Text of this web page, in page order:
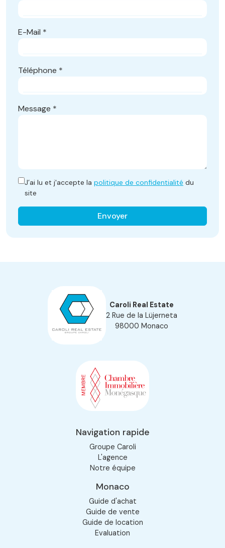
E-Mail *
Téléphone *
Message *
J’ai lu et j'accepte la politique de confidentialité du
site
Envoyer
Caroli Real Estate
2 Rue de la Lüjerneta
98000 Monaco
Navigation rapide
Groupe Caroli
L'agence
Notre équipe
Monaco
Guide d'achat
Guide de vente
Guide de location
Evaluation